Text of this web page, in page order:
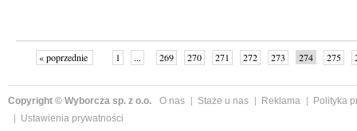
« poprzednie 1 ... 269 270 271 272 273 274 275
Copyright © Wyborcza sp. z o.o. O nas Staże u nas Reklama
Polityka
Ustawienia prywatności